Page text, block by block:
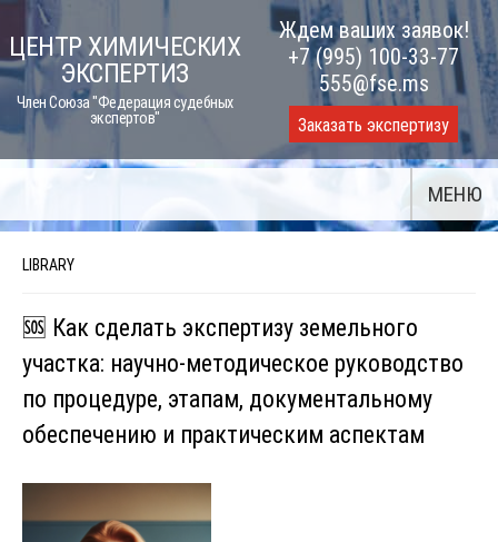
Skip
to
content
ЦЕНТР ХИМИЧЕСКИХ
ЭКСПЕРТИЗ
Член Союза "Федерация судебных
экспертов"
Ждем ваших заявок!
+7 (995) 100-33-77
555@fse.ms
Заказать экспертизу
МЕНЮ
LIBRARY
🆘 Как сделать экспертизу земельного
участка: научно-методическое руководство
по процедуре, этапам, документальному
обеспечению и практическим аспектам